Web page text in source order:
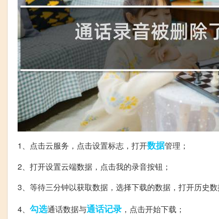
1、点击云服务，点击设置标志，打开数据管理；
2、打开设置云端数据，点击我的录音按钮；
3、等待三分钟以获取数据，选择下载的数据，打开历史
4、 勾选通话数据与通话记录 ，点击开始下载；